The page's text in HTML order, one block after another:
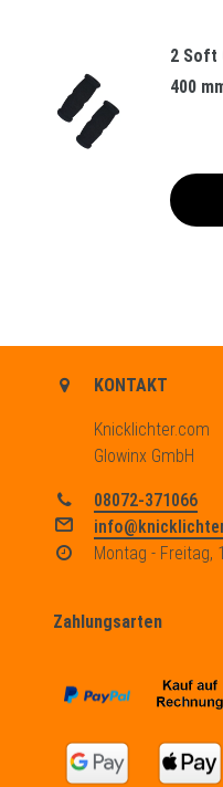
2 Soft
400
KONTAKT
Knicklichter.com
Glowinx GmbH
08072-371066
Montag - Freitag,
Zahlungsarten